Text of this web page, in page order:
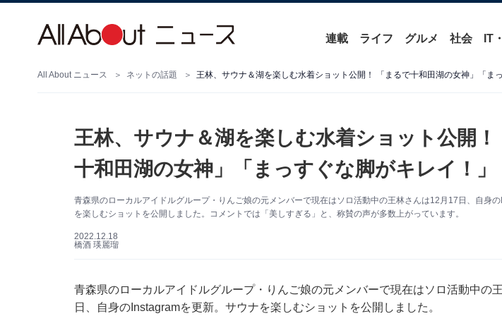
連載 ライフ グルメ 社会 IT
All About ニュース ネットの話題 王林、サウナ＆湖を楽しむ水着ショット公開！ 「まるで十和田湖の女神」「ま
王林、サウナ＆湖を楽しむ水着ショット公開
十和田湖の女神」「まっすぐな脚がキレイ！」
青森県のローカルアイドルグループ・りんご娘の元メンバーで現在はソロ活動中の王林さんは12月17日、自身
を楽しむショットを公開しました。コメントでは「美しすぎる」と、称賛の声が多数上がっています。
2022.12.18
橋酒 瑛麗瑠
青森県のローカルアイドルグループ・りんご娘の元メンバーで現在はソロ活動中の
日、自身のInstagramを更新。サウナを楽しむショットを公開しました。